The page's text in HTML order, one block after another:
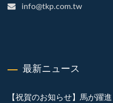
info@tkp.com.tw
最新ニュース
【祝賀のお知らせ】馬が躍